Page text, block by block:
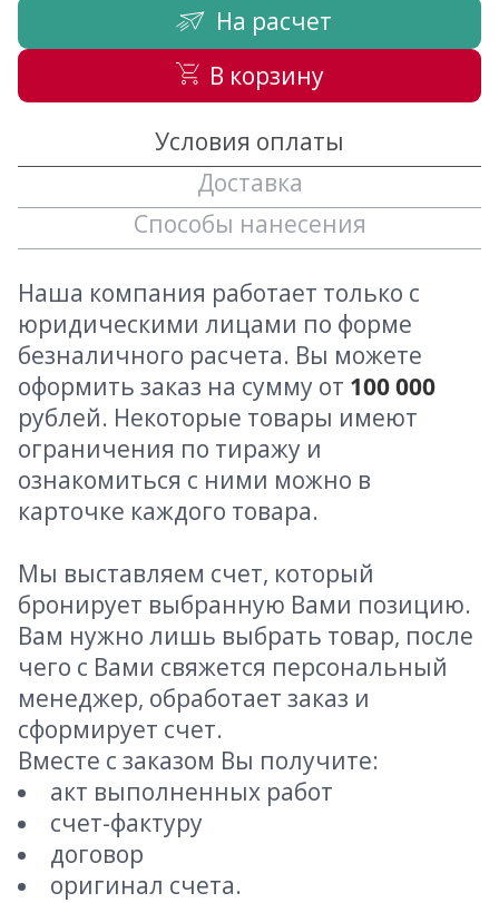
На расчет
В корзину
Условия оплаты
Доставка
Способы нанесения
Наша компания работает только с
юридическими лицами по форме
безналичного расчета. Вы можете
оформить заказ на сумму от 100 000
рублей. Некоторые товары имеют
ограничения по тиражу и
ознакомиться с ними можно в
карточке каждого товара.
Мы выставляем счет, который
бронирует выбранную Вами позицию.
Вам нужно лишь выбрать товар, после
чего с Вами свяжется персональный
менеджер, обработает заказ и
сформирует счет.
Вместе с заказом Вы получите:
акт выполненных работ
счет-фактуру
договор
оригинал счета.